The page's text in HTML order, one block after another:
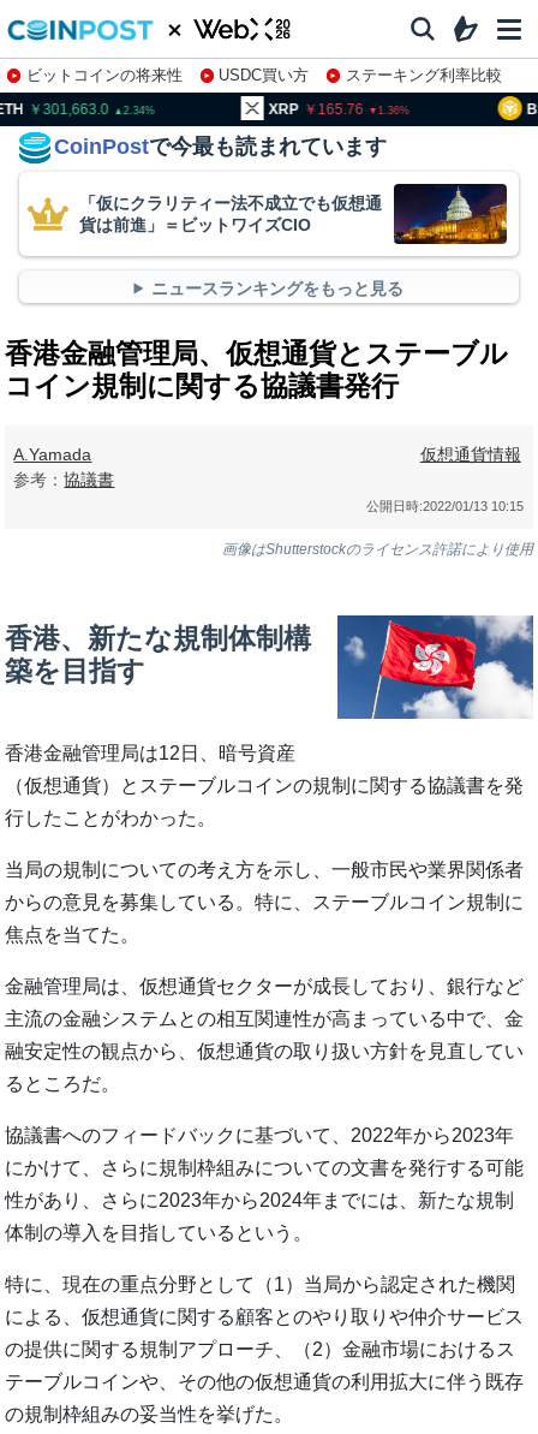
ビットコインの将来性 USDC買い方
ステーキング利率比較
株特集・関連銘柄
2.34 165.76 1.36 BNB
CoinPostで今最も読まれています
「仮にクラリティー法不成立でも仮想通
貨は前進」＝ビットワイズCIO
ニュースランキングをもっと見る
香港金融管理局、仮想通貨とステーブル
コイン規制に関する協議書発行
A.Yamada
参考：協議書
仮想通貨情報
公開日時:2022/01/13 10:15
画像はShutterstockのライセンス許諾により使用
香港、新たな規制体制構
築を目指す
香港金融管理局は12日、暗号資産
（仮想通貨）とステーブルコインの規制に関する協議書を発
行したことがわかった。
当局の規制についての考え方を示し、一般市民や業界関係者
からの意見を募集している。特に、ステーブルコイン規制に
焦点を当てた。
金融管理局は、仮想通貨セクターが成長しており、銀行など
主流の金融システムとの相互関連性が高まっている中で、金
融安定性の観点から、仮想通貨の取り扱い方針を見直してい
るところだ。
協議書へのフィードバックに基づいて、2022年から2023年
にかけて、さらに規制枠組みについての文書を発行する可能
性があり、さらに2023年から2024年までには、新たな規制
体制の導入を目指しているという。
特に、現在の重点分野として（1）当局から認定された機関
による、仮想通貨に関する顧客とのやり取りや仲介サービス
の提供に関する規制アプローチ、（2）金融市場におけるス
テーブルコインや、その他の仮想通貨の利用拡大に伴う既存
の規制枠組みの妥当性を挙げた。